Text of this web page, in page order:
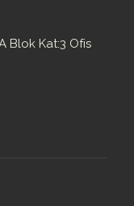
Blok Kat:3 Ofis